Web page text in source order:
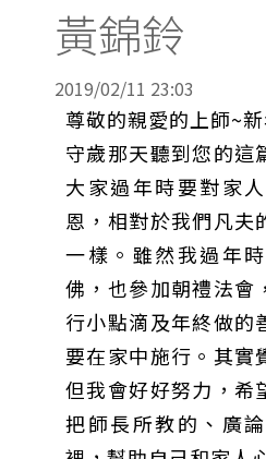
黃錦鈴
2019/02/11 23:03
尊敬的親愛的上師~新
守歲那天聽到您的這
大家過年時要對家
恩，相對於我們凡夫
一樣。雖然我過年
佛，也參加朝禮法會
行小點滴及年終做的
要在家中施行。其實
但我會好好努力，希
把師長所教的、廣